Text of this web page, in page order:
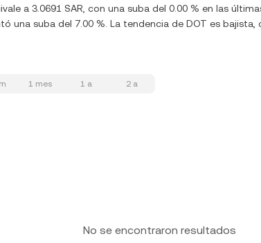
a 3.0691 SAR, con una suba del 0.00 % en las
una suba del 7.00 %. La tendencia de DOT es
1 mes 1 a 2 a
No se encontraron resultados